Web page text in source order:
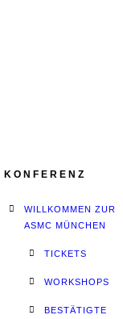
KONFERENZ
WILLKOMMEN ZUR
ASMC MÜNCHEN
TICKETS
WORKSHOPS
BESTÄTIGTE